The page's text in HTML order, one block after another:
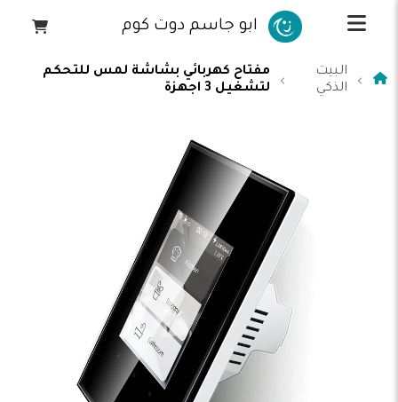
ابو جاسم دوت كوم
البيت
الذكي
مفتاح كهربائي بشاشة لمس للتحكم
لتشغيل 3 اجهزة